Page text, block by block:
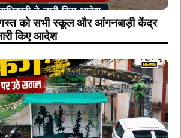
को सभी स्कूल और आंगनबाड़ी केंद्र
किए आदेश